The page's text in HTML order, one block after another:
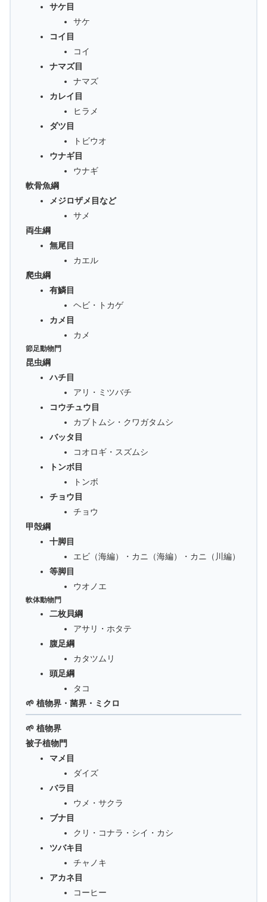
サケ目
サケ
コイ目
コイ
ナマズ目
ナマズ
カレイ目
ヒラメ
ダツ目
トビウオ
ウナギ目
ウナギ
軟骨魚綱
メジロザメ目など
サメ
両生綱
無尾目
カエル
爬虫綱
有鱗目
ヘビ・トカゲ
カメ目
カメ
節足動物門
昆虫綱
ハチ目
アリ・ミツバチ
コウチュウ目
カブトムシ・クワガタムシ
バッタ目
コオロギ・スズムシ
トンボ目
トンボ
チョウ目
チョウ
甲殻綱
十脚目
エビ（海編）・カニ（海編）・カニ（川編）
等脚目
ウオノエ
軟体動物門
二枚貝綱
アサリ・ホタテ
腹足綱
カタツムリ
頭足綱
タコ
🌱 植物界・菌界・ミクロ
🌱 植物界
被子植物門
マメ目
ダイズ
バラ目
ウメ・サクラ
ブナ目
クリ・コナラ・シイ・カシ
ツバキ目
チャノキ
アカネ目
コーヒー